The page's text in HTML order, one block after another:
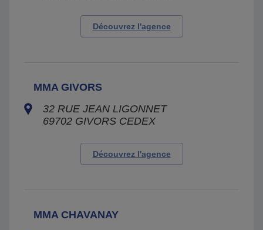
Découvrez l'agence
MMA GIVORS
32 RUE JEAN LIGONNET
69702 GIVORS CEDEX
Découvrez l'agence
MMA CHAVANAY